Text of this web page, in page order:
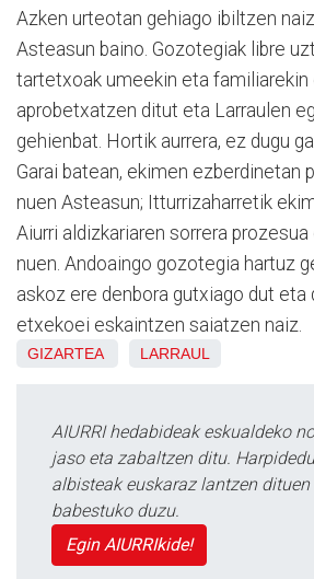
Azken urteotan gehiago ibiltzen
Asteasun baino. Gozotegiak libre
tartetxoak umeekin eta familiarekin
aprobetxatzen ditut eta Larraulen
gehienbat. Hortik aurrera, ez dugu
Garai batean, ekimen ezberdinetan
nuen Asteasun; Itturrizaharretik
Aiurri aldizkariaren sorrera
nuen. Andoaingo gozotegia hartuz
askoz ere denbora gutxiago dut eta
etxekoei eskaintzen saiatzen naiz.
GIZARTEA LARRAUL
AIURRI hedabideak eskualdeko
jaso eta zabaltzen ditu.
albisteak euskaraz lantzen
babestuko duzu.
Egin AIURRIkide!